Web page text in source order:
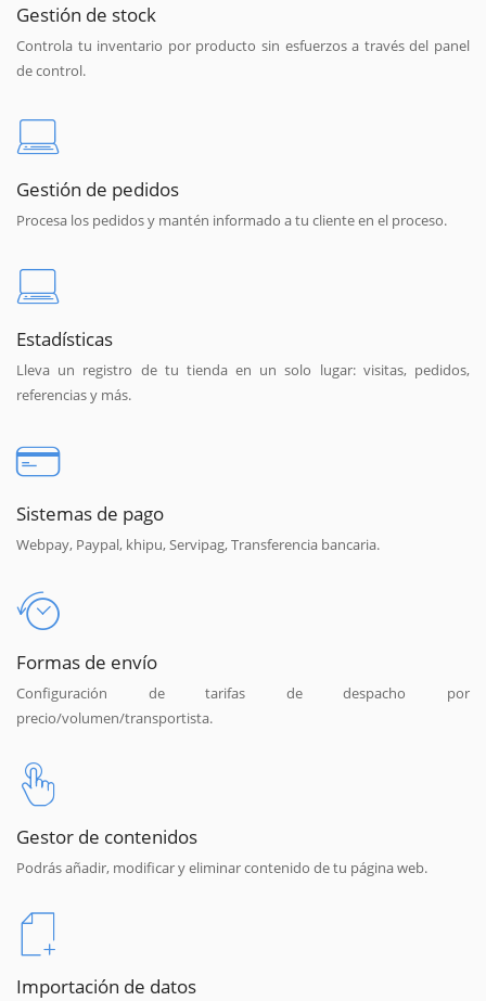
Gestión de stock
Controla tu inventario por producto sin esfuerzos a través del panel
de control.
Gestión de pedidos
Procesa los pedidos y mantén informado a tu cliente en el proceso.
Estadísticas
Lleva un registro de tu tienda en un solo lugar: visitas, pedidos,
referencias y más.
Sistemas de pago
Webpay, Paypal, khipu, Servipag, Transferencia bancaria.
Formas de envío
Configuración de tarifas de despacho por
precio/volumen/transportista.
Gestor de contenidos
Podrás añadir, modificar y eliminar contenido de tu página web.
Importación de datos